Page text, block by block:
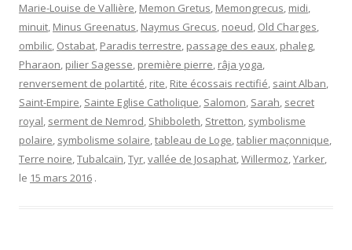
Marie-Louise de Vallière, Memon Gretus, Memongrecus, midi,
minuit, Minus Greenatus, Naymus Grecus, noeud, Old Charges,
ombilic, Ostabat, Paradis terrestre, passage des eaux, phaleg,
Pharaon, pilier Sagesse, première pierre, râja yoga,
renversement de polartité, rite, Rite écossais rectifié, saint Alban,
Saint-Empire, Sainte Eglise Catholique, Salomon, Sarah, secret
royal, serment de Nemrod, Shibboleth, Stretton, symbolisme
polaire, symbolisme solaire,tableau de Loge,tablier maçonnique,
Terre noire,Tubalcaïn,Tyr,vallée de Josaphat,Willermoz,Yarker,
le 15 mars 2016 .